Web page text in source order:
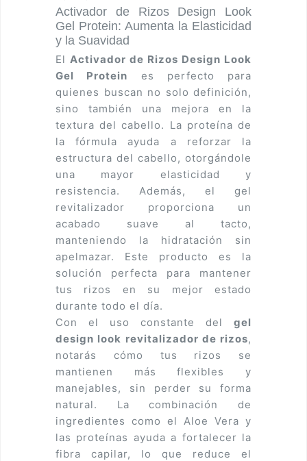
Activador de Rizos Design Look
Gel Protein: Aumenta la Elasticidad
y la Suavidad
El Activador de Rizos Design Look
Gel Protein es perfecto para
quienes buscan no solo definición,
sino también una mejora en la
textura del cabello. La proteína de
la fórmula ayuda a reforzar la
estructura del cabello, otorgándole
una mayor elasticidad y
resistencia. Además, el gel
revitalizador proporciona un
acabado suave al tacto,
manteniendo la hidratación sin
apelmazar. Este producto es la
solución perfecta para mantener
tus rizos en su mejor estado
durante todo el día.
Con el uso constante del gel
design look revitalizador de rizos,
notarás cómo tus rizos se
mantienen más flexibles y
manejables, sin perder su forma
natural. La combinación de
ingredientes como el Aloe Vera y
las proteínas ayuda a fortalecer la
fibra capilar, lo que reduce el